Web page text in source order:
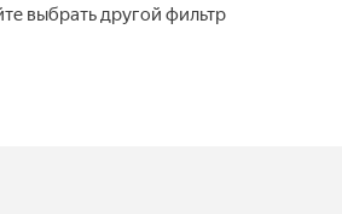
выбрать другой фильтр